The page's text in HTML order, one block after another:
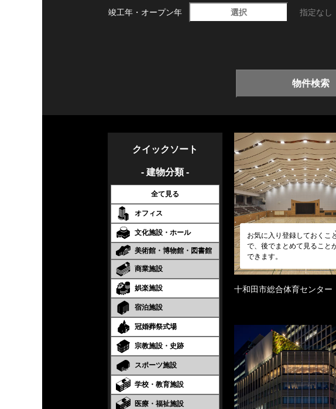
竣工年・ オープン年 選択 指定なし
物件検索
クイックソート
- 建物分類 -
全て見る
オフィス
文化施設・ホール
美術館・博物館・図書館
商業施設
娯楽施設
宿泊施設
冠婚葬祭式場
宗教施設・史跡
スポーツ施設
学校・教育施設
医療・福祉施設
お気に入り登録しておくこ
で、後でまとめて見ること
できます。
十和田市総合体育センター